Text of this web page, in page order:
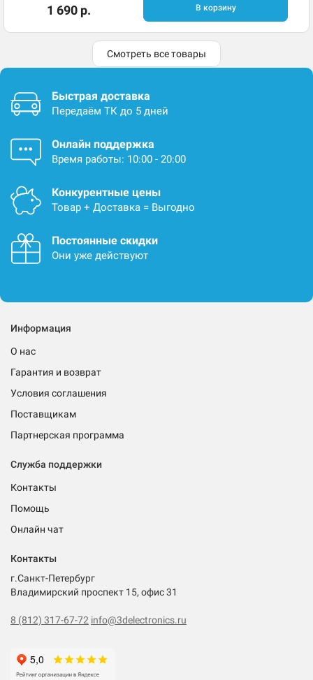
1 690 р. В корзину
Смотреть все товары
Быстрая доставка
Передаём ТК до 5 дней
Онлайн поддержка
Время работы: 10:00 - 20:00
Конкурентные цены
Товар + Доставка = Выгодно
Постоянные скидки
Они уже действуют
Информация
О нас
Гарантия и возврат
Условия соглашения
Поставщикам
Партнерская программа
Служба поддержки
Контакты
Помощь
Онлайн чат
Контакты
г.Санкт-Петербург
Владимирский проспект 15, офис 31
8 (812) 317-67-72 info@3delectronics.ru